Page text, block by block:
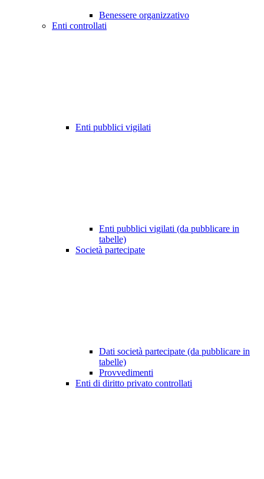
Benessere organizzativo
Enti controllati
Enti pubblici vigilati
Enti pubblici vigilati (da pubblicare in
tabelle)
Società partecipate
Dati società partecipate (da pubblicare in
tabelle)
Provvedimenti
Enti di diritto privato controllati